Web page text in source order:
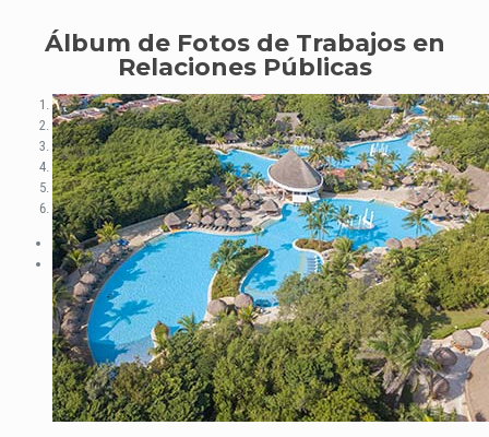
Álbum de Fotos de Trabajos en
Relaciones Públicas
1
2
3
4
5
6
Previous
Next